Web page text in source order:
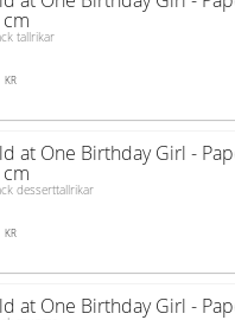
tallrikar
KR
at One Birthday Girl -
desserttallrikar
KR
at One Birthday Girl -